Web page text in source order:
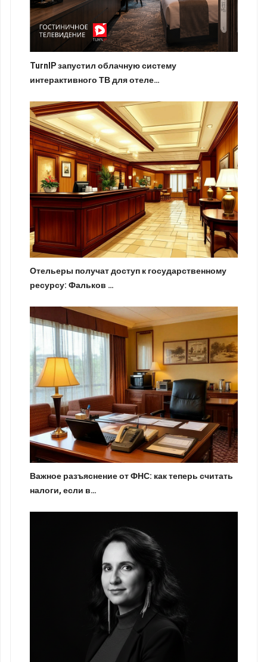
TurnIP запустил облачную систему
интерактивного ТВ для отеле…
Отельеры получат доступ к государственному
ресурсу: Фальков …
Важное разъяснение от ФНС: как теперь считать
налоги, если в…